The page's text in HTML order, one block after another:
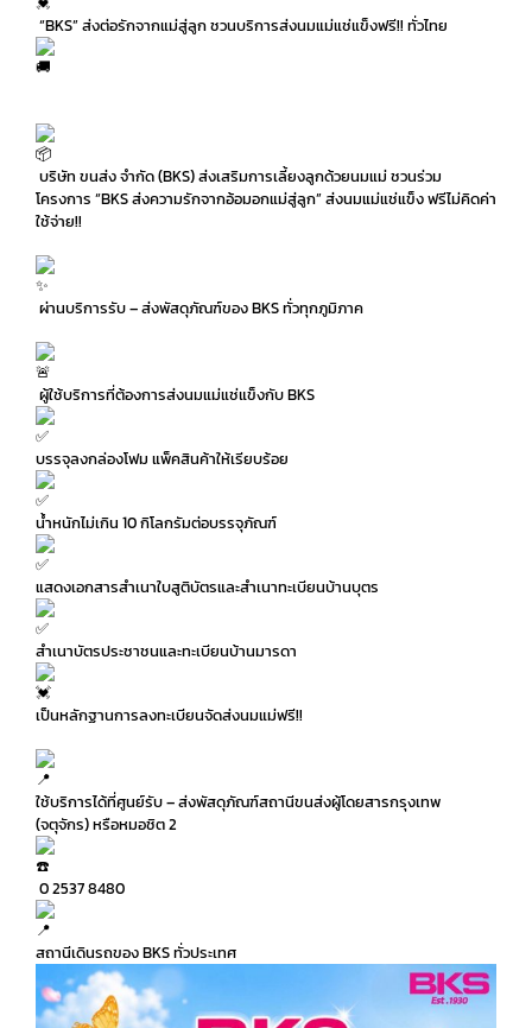
“BKS” ส่งต่อรักจากแม่สู่ลูก ชวนบริการส่งนมแม่แช่แข็งฟรี!! ทั่วไทย
บริษัท ขนส่ง จำกัด (BKS) ส่งเสริมการเลี้ยงลูกด้วยนมแม่ ชวนร่วม
โครงการ “BKS ส่งความรักจากอ้อมอกแม่สู่ลูก” ส่งนมแม่แช่แข็ง ฟรีไม่คิดค่า
ใช้จ่าย!!
ผ่านบริการรับ – ส่งพัสดุภัณฑ์ของ BKS ทั่วทุกภูมิภาค
ผู้ใช้บริการที่ต้องการส่งนมแม่แช่แข็งกับ BKS
บรรจุลงกล่องโฟม แพ็คสินค้าให้เรียบร้อย
น้ำหนักไม่เกิน 10 กิโลกรัมต่อบรรจุภัณฑ์
แสดงเอกสารสำเนาใบสูติบัตรและสำเนาทะเบียนบ้านบุตร
สำเนาบัตรประชาชนและทะเบียนบ้านมารดา
เป็นหลักฐานการลงทะเบียนจัดส่งนมแม่ฟรี!!
ใช้บริการได้ที่ศูนย์รับ – ส่งพัสดุภัณฑ์สถานีขนส่งผู้โดยสารกรุงเทพ
(จตุจักร) หรือหมอชิต 2
0 2537 8480
สถานีเดินรถของ BKS ทั่วประเทศ